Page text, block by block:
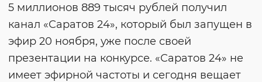
5 миллионов 889 тысяч рублей получил
канал «Саратов 24», который был запущен в
эфир 20 ноября, уже после своей
презентации на конкурсе. «Саратов 24» не
имеет эфирной частоты и сегодня вещает